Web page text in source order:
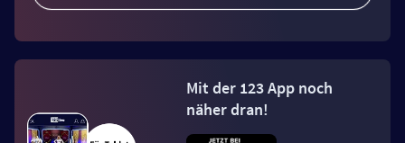
Mit der 123 App noch
näher dran!